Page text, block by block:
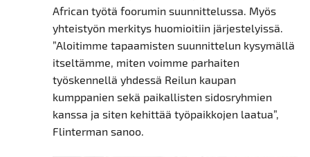
African työtä foorumin suunnittelussa. Myös
yhteistyön merkitys huomioitiin järjestelyissä.
”Aloitimme tapaamisten suunnittelun kysymällä
itseltämme, miten voimme parhaiten
työskennellä yhdessä Reilun kaupan
kumppanien sekä paikallisten sidosryhmien
kanssa ja siten kehittää työpaikkojen laatua”,
Flinterman sanoo.